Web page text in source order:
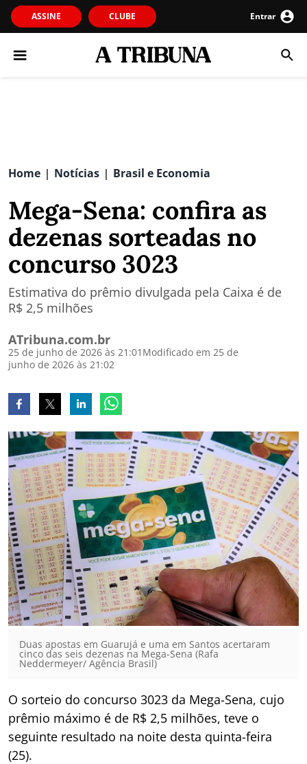
ASSINE CLUBE Entrar
Home | Notícias | Brasil e Economia
Mega-Sena: confira as
dezenas sorteadas no
concurso 3023
Estimativa do prêmio divulgada pela Caixa é de
R$ 2,5 milhões
ATribuna.com.br
25 de junho de 2026 às 21:01 Modificado em 25 de
junho de 2026 às 21:02
Duas apostas em Guarujá e uma em Santos acertaram
cinco das seis dezenas na Mega-Sena (Rafa
Neddermeyer/ Agência Brasil)
O sorteio do concurso 3023 da Mega-Sena, cujo
prêmio máximo é de R$ 2,5 milhões, teve o
seguinte resultado na noite desta quinta-feira
(25).